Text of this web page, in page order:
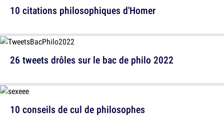
26 tweets drôles sur le bac de philo 2022
10 citations philosophiques d'Homer
10 conseils de cul de philosophes